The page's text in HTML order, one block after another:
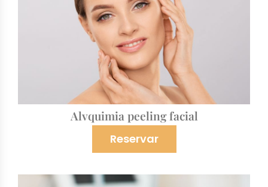
Alvquimia peeling facial
Reservar